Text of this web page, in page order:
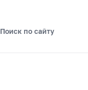
Поиск по сайту